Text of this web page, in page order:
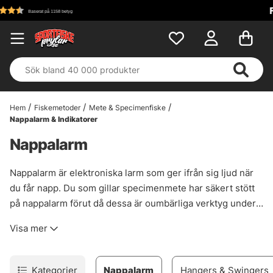
Hem Fiskemetoder
Mete & Specimenfiske
Nappalarm & Indikatorer
Nappalarm
Nappalarm är elektroniska larm som ger ifrån sig ljud när
du får napp. Du som gillar specimenmete har säkert stött
på nappalarm förut då dessa är oumbärliga verktyg under
leverantörer som Fox, Prologic och andra i vårt breda
Visa mer
Kategorier Nappalarm Hangers & Swingers